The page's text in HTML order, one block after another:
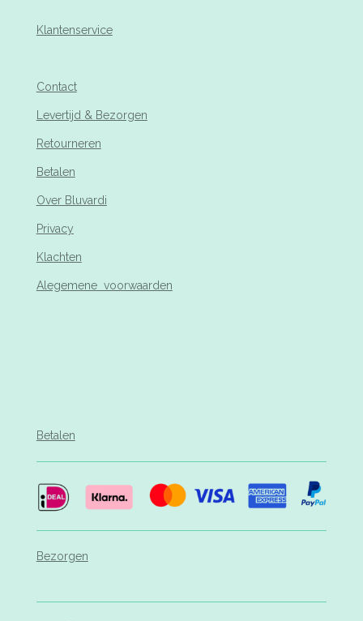
Klantenservice
Contact
Levertijd & Bezorgen
Retourneren
Betalen
Over Bluvardi
Privacy
Klachten
Alegemene voorwaarden
Betalen
Bezorgen